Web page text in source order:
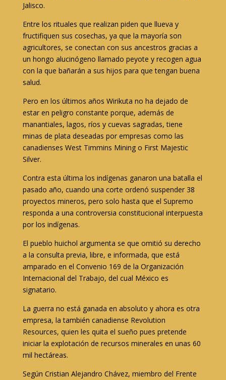
Jalisco.
Entre los rituales que realizan piden que llueva y
fructifiquen sus cosechas, ya que la mayoría son
agricultores, se conectan con sus ancestros gracias a
un hongo alucinógeno llamado peyote y recogen agua
con la que bañarán a sus hijos para que tengan buena
salud.
Pero en los últimos años Wirikuta no ha dejado de
estar en peligro constante porque, además de
manantiales, lagos, ríos y cuevas sagradas, tiene
minas de plata deseadas por empresas como las
canadienses West Timmins Mining o First Majestic
Silver.
Contra esta última los indígenas ganaron una batalla el
pasado año, cuando una corte ordenó suspender 38
proyectos mineros, pero solo hasta que el Supremo
responda a una controversia constitucional interpuesta
por los indígenas.
El pueblo huichol argumenta se que omitió su derecho
a la consulta previa, libre, e informada, que está
amparado en el Convenio 169 de la Organización
Internacional del Trabajo, del cual México es
signatario.
La guerra no está ganada en absoluto y ahora es otra
empresa, la también canadiense Revolution
Resources, quien les quita el sueño pues pretende
iniciar la explotación de recursos minerales en unas 60
mil hectáreas.
Según Cristian Alejandro Chávez, miembro del Frente